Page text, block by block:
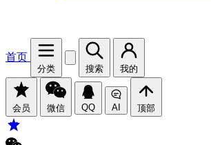
首页
分类 搜索 我的
会员 微信 QQ AI 顶部